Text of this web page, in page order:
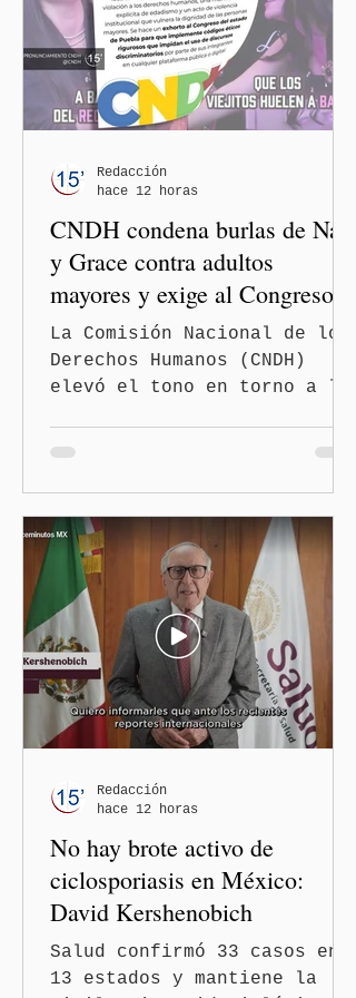
CNDH condena burlas de Nay
y Grace contra adultos
mayores y exige al Congreso
frenar discursos
discriminatorios
La Comisión Nacional de los
Derechos Humanos (CNDH)
elevó el tono en torno a la
Bojalil y Elvia Graciela
"Grace" Palomares Ramírez,
al considerar que los
comentarios que emitieron
en el podcast "DesCasadas"
contra las personas adultas
mayores no pueden
justificarse como una
simple opinión o una broma.
Redacción
hace 12 horas
No hay brote activo de
ciclosporiasis en México:
David Kershenobich
Salud confirmó 33 casos en
13 estados y mantiene la
Redacción
hace 12 horas